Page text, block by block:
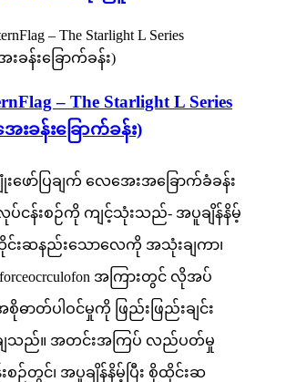
– The Starlight L Series
းခန်းခြောက်ခန်း)
ဖော်ပြချက် လေအေးအခြောက်ခံခန်း
ငန်းစဉ်ကို ကျင့်သုံးသည်- အပူချိန်နိမ့်
ထိုင်းဆနည်းသောလေကို အသုံးချကာ၊
အကြားတွင် လိုအပ်
ဓာတ်ပါဝင်မှုကို ဖြည်းဖြည်းချင်း
ျသည်။ အတင်းအကြပ် လည်ပတ်မှု
စဉ်တွင်၊ အပူချိန်နိမ့်ပြီး စိုထိုင်းဆ